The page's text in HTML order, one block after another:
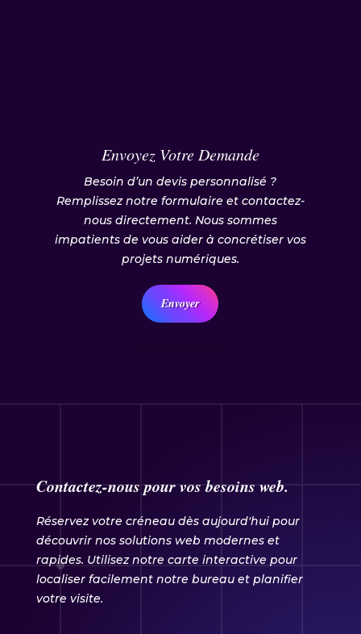
Envoyez Votre Demande
Besoin d’un devis personnalisé ?
Remplissez notre formulaire et contactez-
nous directement. Nous sommes
impatients de vous aider à concrétiser vos
projets numériques.
Envoyer
Contactez-nous pour vos besoins web.
Réservez votre créneau dès aujourd'hui pour
découvrir nos solutions web modernes et
rapides. Utilisez notre carte interactive pour
localiser facilement notre bureau et planifier
votre visite.